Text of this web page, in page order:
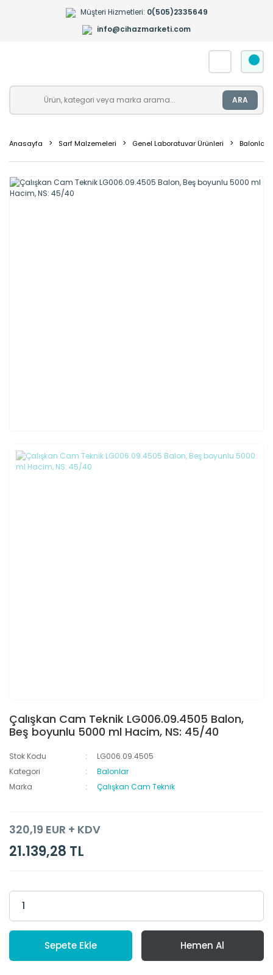
Müşteri Hizmetleri: 0(505)2335649
info@cihazmarketi.com
ARA
Anasayfa Sarf Malzemeleri Genel Laboratuvar Ürünleri Balonlar
Çalışkan Cam Teknik LG006.09.4505 Balon,
Beş boyunlu 5000 ml Hacim, NS: 45/40
Stok Kodu
LG006.09.4505
Kategori
Balonlar
Marka
Çalışkan Cam Teknik
320,19 EUR + KDV
21.139,28 TL
Sepete Ekle Hemen Al